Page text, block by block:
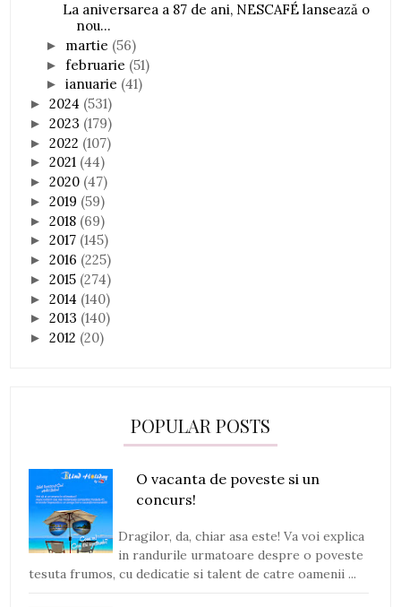
La aniversarea a 87 de ani, NESCAFÉ lansează o
nou...
► martie (56)
►februarie (51)
►ianuarie (41)
►2024 (531)
►2023 (179)
►2022 (107)
►2021 (44)
►2020 (47)
►2019 (59)
►2018 (69)
►2017 (145)
►2016 (225)
►2015 (274)
►2014 (140)
►2013 (140)
►2012 (20)
POPULAR POSTS
O vacanta de poveste si un
concurs!
Dragilor, da, chiar asa este! Va voi explica
in randurile urmatoare despre o poveste
tesuta frumos, cu dedicatie si talent de catre oamenii ...